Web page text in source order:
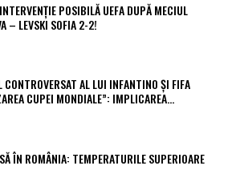
POSIBILĂ UEFA DUPĂ MECIUL
– LEVSKI SOFIA 2-2!
CONTROVERSAT AL LUI INFANTINO ȘI FIFA
CUPEI MONDIALE”: IMPLICAREA…
ÎN ROMÂNIA: TEMPERATURILE SUPERIOARE